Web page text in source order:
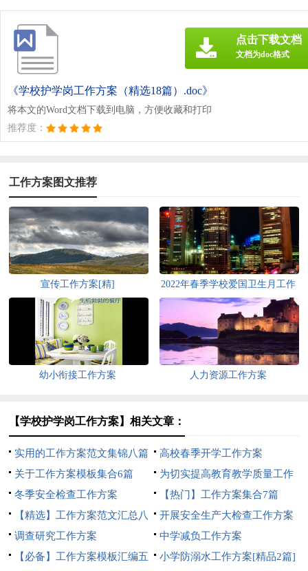
《学校护学岗工作方案（精选18篇）.doc》
将本文的Word文档下载到电脑，方便收藏和打印
推荐度：
点击下载文档
文档为doc格式
工作方案图文推荐
宣传工作方案[精]
2022年春季学校爱国卫生月工作
方案（通用10篇）
幼小衔接工作方案 人力资源工作方案
【学校护学岗工作方案】相关文章：
实用的工作方案范文集锦八篇
高校春季开学工作方案
关于工作方案模板集合6篇
为切实提高教育教学质量工作
方案范文（通用20篇）
冬季安全检查工作方案
【热门】工作方案集合7篇
【精选】工作方案范文汇总八
篇
开展安全生产大检查工作方案
调查研究工作方案
中学减负工作方案
【必备】工作方案模板汇编五
小学防溺水工作方案[精品2篇]